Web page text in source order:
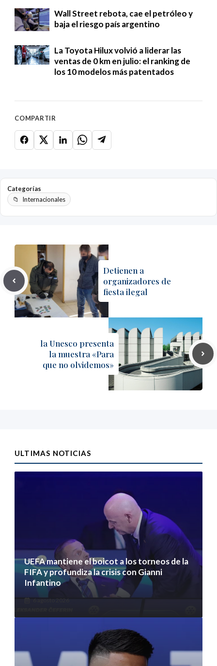
Wall Street rebota, cae el petróleo y
baja el riesgo país argentino
La Toyota Hilux volvió a liderar las
ventas de 0 km en julio: el ranking de
los 10 modelos más patentados
COMPARTIR
Categorías
Internacionales
Detienen a
organizadores de
fiesta ilegal
la Unesco presenta
la muestra «Para
que no olvidemos»
ULTIMAS NOTICIAS
UEFA mantiene el boicot a los torneos de la
FIFA y profundiza la crisis con Gianni
Infantino
6 agosto 2026